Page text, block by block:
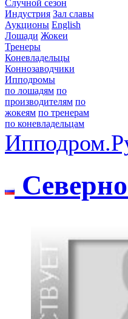
Случной сезон
Индустрия Зал славы
Аукционы English
Лошади Жокеи
Тренеры
Коневладельцы
Коннозаводчики
Ипподромы
по лошадям по
производителям по
жокеям по тренерам
по коневладельцам